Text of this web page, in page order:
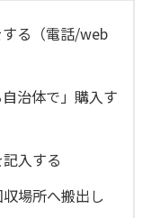
る（電話/web
治体で」購入す
入する
場所へ搬出し